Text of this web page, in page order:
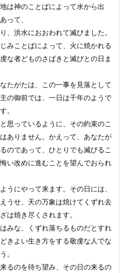
は神のことばによって水から出
って、
、洪水におおわれて滅びました。
みことばによって、火に焼かれる
な者どものさばきと滅びとの日ま
たがたは、この一事を見落として
の御前では、一日は千年のようで
。
思っているように、その約束のこ
ありません。かえって、あなたが
のであって、ひとりでも滅びるこ
い改めに進むことを望んでおられ
うにやって来ます。その日には、
うせ、天の万象は焼けてくずれ去
は焼き尽くされます。
みな、くずれ落ちるものだとすれ
きよい生き方をする敬虔な人でな
。
るのを待ち望み、その日の来るの